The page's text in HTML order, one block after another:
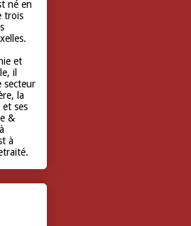
né en
trois
et
il
secteur
la
ses
&
à